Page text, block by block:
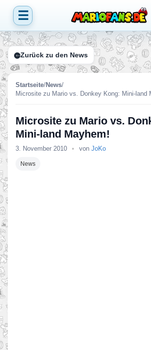
☰
Zurück zu den News
Startseite/News/
Microsite zu Mario vs. Donkey Kong: Mini-land
Microsite zu Mario vs.
Mini-land Mayhem!
3. November 2010 • von JoKo
News